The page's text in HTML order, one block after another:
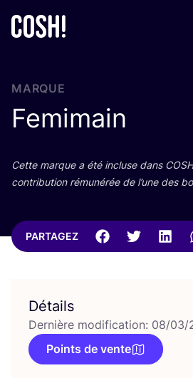
MARQUE
Femimain
Cette marque a été incluse dans COSH
contri­bu­tion rému­né­rée de l’une des
PARTAGEZ
Détails
Dernière modification: 08/03/
Points de vente